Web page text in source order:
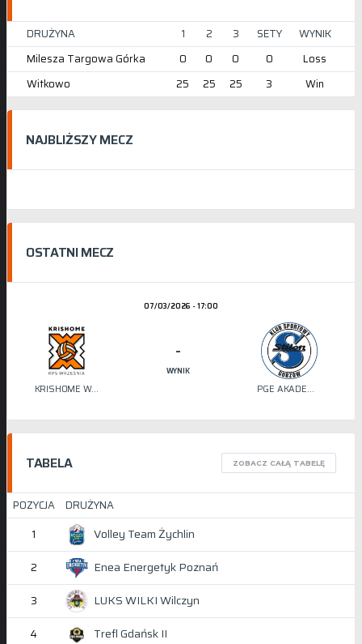
DRUŻYNA 1 2 3 SETY
WYNIK
Milesza Targowa Górka
0 0 0 0
Loss
Witkowo
25 25 25 3 Win
NAJBLIŻSZY MECZ
OSTATNI MECZ
07/03/2026 - 17:00
KRISHOME WRZEŚNIA PGE AKADEMIA SIATKÓWKI STILON
-
WYNIK
TABELA ZOBACZ CAŁĄ TABELĘ
POZYCJA
DRUŻYNA
1
Volley Team Żychlin
2 Enea Energetyk Poznań
3 LUKS WILKI Wilczyn
4 Trefl Gdańsk II